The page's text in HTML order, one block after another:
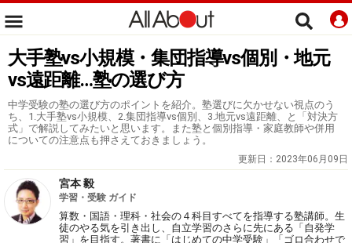
大手塾vs小規模・集団指導vs個別・地元
vs遠距離…塾の選び方
中学受験の塾の選び方のポイントを紹介。塾選びに欠かせない視点のう
ち、1.大手塾vs小規模、2.集団指導vs個別、3.地元vs遠距離、と「対決方
式」で解説してみたいと思います。また塾と個別指導・家庭教師や併用
についての注意点も押さえておきましょう。
更新日： 2023年06月09日
宮本 毅
学習・受験 ガイド
算数・国語・理科・社会の４科目すべてを指導する塾講師。生
徒のやる気を引き出し、自立学習のさらに先にある「自発学
習」を目指す。著書に「はじめての中学受験」「ゴロ合わせで